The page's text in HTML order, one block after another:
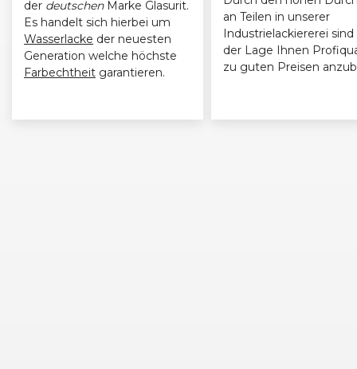
der deutschenMarke Glasurit.
Es handelt sich hierbei um
Wasserlacke der neuesten
Generation welche höchste
Farbechtheit garantieren.
an Teilen in unserer
Industrielackiererei sind
der Lage Ihnen
zu guten Preisen